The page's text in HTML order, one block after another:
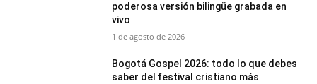
poderosa versión bilingüe grabada en
vivo
1 de agosto de 2026
Bogotá Gospel 2026: todo lo que debes
saber del festival cristiano más